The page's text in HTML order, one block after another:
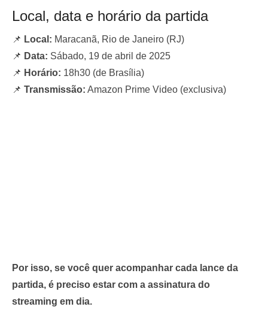
📺 Amazon Prime Video
pic.twitter.com/Oj9MqioamV
— Ligados no Fla | Flamengo (@oligadosnofla)
April 18, 2025
Local, data e horário da partida
📌 Local: Maracanã, Rio de Janeiro (RJ)
📌 Data: Sábado, 19 de abril de 2025
📌 Horário: 18h30 (de Brasília)
📌 Transmissão: Amazon Prime Video (exclusiva)
Por isso, se você quer acompanhar cada lance da
partida, é preciso estar com a assinatura do
streaming em dia.